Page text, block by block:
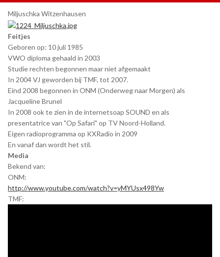
Miljuschka Witzenhausen
Feitjes
Geboren op: 10 juli 1985
VWO diploma gehaald in 2003
Studie rechten begonnen maar niet afgemaakt
In 2004 VJ geworden bij TMF, tot 2007.
Eind 2008 begonnen in ONM (Onderweg naar Morgen) als
Jacqueline Brunel
In 2008 ook te zien in de internetsoap SOUND en als
presentatrice van "Op Safari" op TV Noord-Holland.
Eigen radioprogramma op KXRadio in 2009
En vanaf dan wordt het stil.
Media
Bekend van:
ONM:
http://www.youtube.com/watch?v=yMYUsx498Yw
TMF: